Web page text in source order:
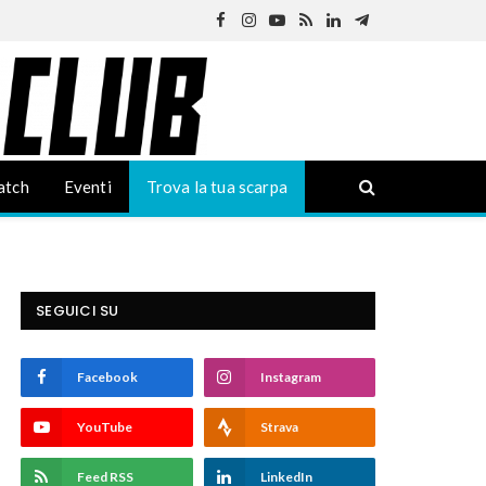
Facebook
Instagram
YouTube
RSSLinkedInTelegram
Eventi Trova la tua scarpa
SEGUICI SU
Facebook Instagram
YouTube Strava
Feed RSS LinkedIn